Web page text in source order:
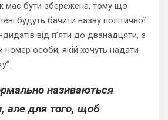
має бути збережена, тому що
будуть бачити назву політичної
від п’яти до дванадцяти, з
номер особи, якій хочуть надати
називаються
але для того, щоб